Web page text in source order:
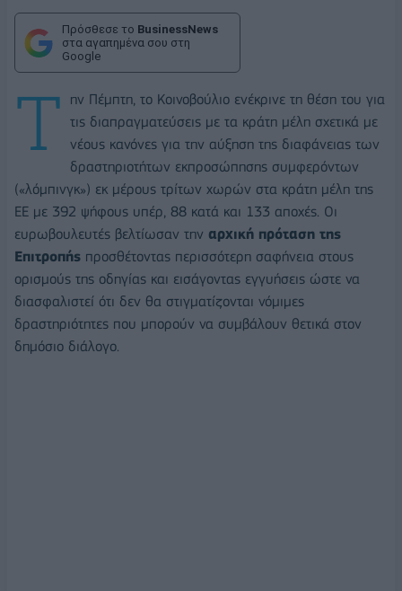
Πρόσθεσε το BusinessNews
στα αγαπημένα σου στη
Google
Τ
ην Πέμπτη, το Κοινοβούλιο ενέκρινε τη θέση του για
τις διαπραγματεύσεις με τα κράτη μέλη σχετικά με
νέους κανόνες για την αύξηση της διαφάνειας των
δραστηριοτήτων εκπροσώπησης συμφερόντων
(«λόμπινγκ») εκ μέρους τρίτων χωρών στα κράτη μέλη της
ΕΕ με 392 ψήφους υπέρ, 88 κατά και 133 αποχές. Οι
ευρωβουλευτές βελτίωσαν την αρχική πρόταση της
Επιτροπής προσθέτοντας περισσότερη σαφήνεια στους
ορισμούς της οδηγίας και εισάγοντας εγγυήσεις ώστε να
διασφαλιστεί ότι δεν θα στιγματίζονται νόμιμες
δραστηριότητες που μπορούν να συμβάλουν θετικά στον
δημόσιο διάλογο.